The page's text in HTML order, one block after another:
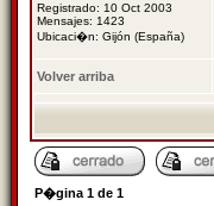
Registrado: 10 Oct 2003
Mensajes: 1423
Ubicaci�n: Gijón (España)
Volver arriba
P�gina 1 de 1